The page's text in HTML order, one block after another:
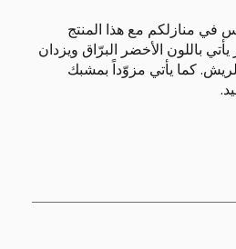
في منازلكم مع هذا المنتج
باللون الأخضر البرّاق ويزدان
كما يأتي مزوّداً بمشبك